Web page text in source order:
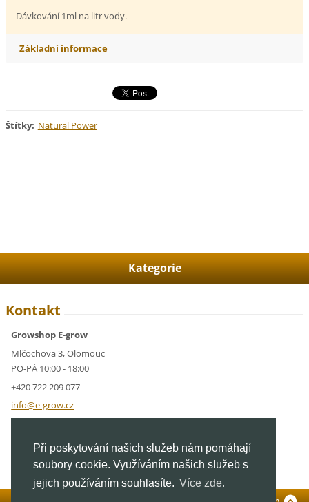
Při poskytování našich služeb nám pomáhají
soubory cookie. Využíváním našich služeb s
jejich používáním souhlasíte. Více zde.
Dávkování 1ml na litr vody.
Základní informace
Štítky: Natural Power
Kategorie
Kontakt
Growshop E-grow
Mlčochova 3, Olomouc
PO-PÁ 10:00 - 18:00
+420 722 209 077
info@e-grow.cz
IČ: 05928591
DIČ: CZ05928591